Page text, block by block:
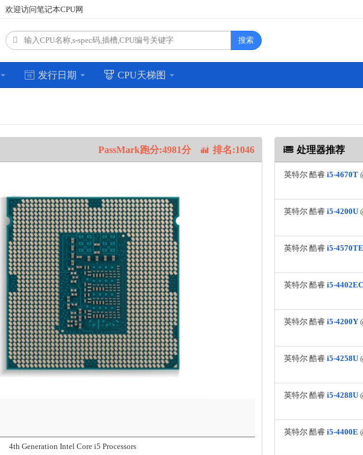
欢迎访问笔记本CPU网
搜索
发行日期 CPU天梯图
PassMark跑分:4981分 排名:1046
4th Generation Intel Core i5 Processors
处理器推荐
英特尔 酷睿 i5-4670T
英特尔 酷睿 i5-4200U
英特尔 酷睿 i5-4570TE
英特尔 酷睿 i5-4402EC
英特尔 酷睿 i5-4200Y
英特尔 酷睿 i5-4258U
英特尔 酷睿 i5-4288U
英特尔 酷睿 i5-4400E